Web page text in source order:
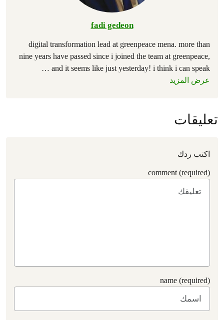
fadi gedeon
digital transformation lead at greenpeace mena. more than
nine years have passed since i joined the team at greenpeace,
and it seems like just yesterday! i think i can speak
…
عرض المزيد
تعليقات
اكتب ردك
comment (required)
name (required)